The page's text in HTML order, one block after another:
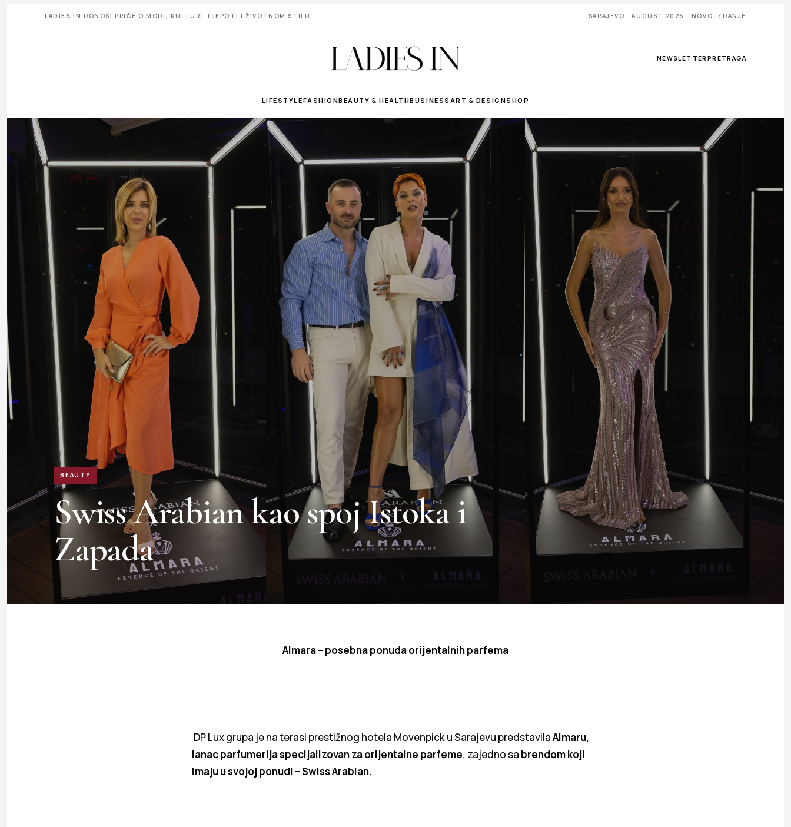
LADIES IN DONOSI PRIČE O MODI, KULTURI, LJEPOTI I ŽIVOTNOM STILU SARAJEVO · AUGUST 2026 · NOVO IZDANJE
NEWSLETTER PRETRAGA
LIFESTYLEFASHIONBEAUTY & HEALTHBUSINESS ART & DESIGNSHOP
BEAUTY
Swiss Arabian kao spoj Istoka i
Zapada
Almara – posebna ponuda orijentalnih parfema
DP Lux grupa je na terasi prestižnog hotela Movenpick u Sarajevu predstavilaAlmaru,
lanac parfumerija specijalizovan za orijentalne parfeme, zajedno sa brendom koji
imaju u svojoj ponudi – Swiss Arabian.